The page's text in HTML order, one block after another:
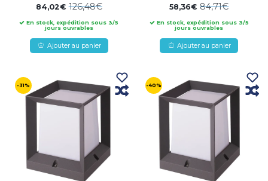
84,02€126,48€
En stock, expédition sous 3/5
jours ouvrables
Ajouter au panier
58,36€84,71€
En stock, expédition sous 3/5
jours ouvrables
Ajouter au panier
-31% -40%